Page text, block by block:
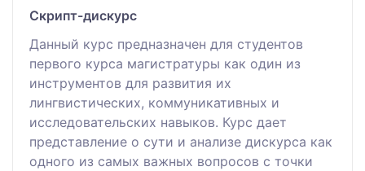
Скрипт-дискурс
Данный курс предназначен для студентов
первого курса магистратуры как один из
инструментов для развития их
лингвистических, коммуникативных и
исследовательских навыков. Курс дает
представление о сути и анализе дискурса как
одного из самых важных вопросов с точки